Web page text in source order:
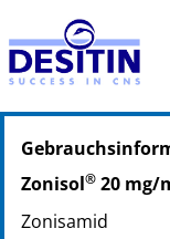
PZN: 15432171
PPN: 111543217107
NTIN:
PPN: 111578580524
Zonisol® 20 mg/
Zonisamid